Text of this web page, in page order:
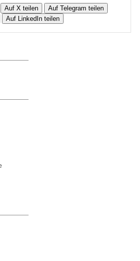
Auf X teilen
Auf Telegram teilen
Auf LinkedIn teilen